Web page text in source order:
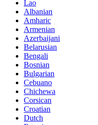
Lao
Albanian
Amharic
Armenian
Azerbaijani
Belarusian
Bengali
Bosnian
Bulgarian
Cebuano
Chichewa
Corsican
Croatian
Dutch